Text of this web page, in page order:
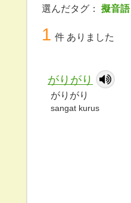
選んだタグ： 擬音
1 件 ありました
がりがり
がりがり
sangat kurus